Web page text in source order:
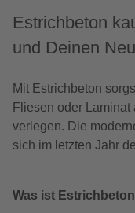
Estrichbeton
und Deinen
Mit Estrichbeton
Fliesen oder
verlegen. Die
sich im letzten Jahr
Was ist